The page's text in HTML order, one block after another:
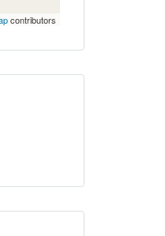
contributors